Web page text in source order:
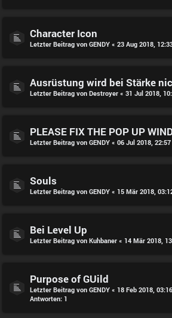
Character Icon
Letzter Beitrag von GENDY « 23 Aug 2018,
Ausrüstung wird bei Stärke
Letzter Beitrag von Destroyer « 31 Jul 2018,
PLEASE FIX THE POP UP
Letzter Beitrag von GENDY « 06 Jul 2018, 22:57
Souls
Letzter Beitrag von GENDY « 15 Mär 2018,
Bei Level Up
Letzter Beitrag von Kuhbaner « 14 Mär 2018,
Purpose of GUild
Letzter Beitrag von GENDY « 18 Feb 2018, 03:16
Antworten: 1